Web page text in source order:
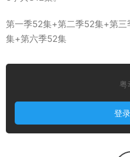
第一季52集+第二季52集+第
集+第六季52集
粤
登